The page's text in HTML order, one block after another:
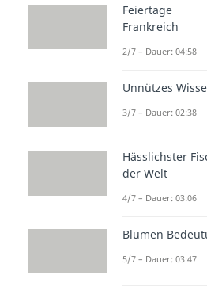
11. Justin
13. Tell My
14. FBI
15. Kein
Namen
Du brauchst
lustige WLAN-
verschiedensten
Feiertage
Frankreich
2/7 – Dauer: 04:58
Unnützes
3/7 – Dauer: 02:38
Hässlichster
der Welt
4/7 – Dauer: 03:06
Blumen
5/7 – Dauer: 03:47